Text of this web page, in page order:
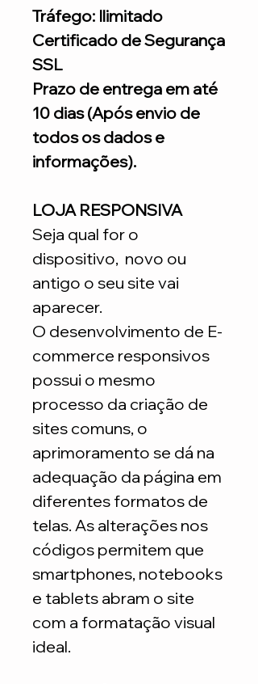
Tráfego: Ilimitado
Certificado de Segurança
SSL
Prazo de entrega em até
10 dias (Após envio de
todos os dados e
informações).
LOJA RESPONSIVA
Seja qual for o
dispositivo, novo ou
antigo o seu site vai
aparecer.
O desenvolvimento de E-
commerce responsivos
possui o mesmo
processo da criação de
sites comuns, o
aprimoramento se dá na
adequação da página em
diferentes formatos de
telas. As alterações nos
códigos permitem que
smartphones, notebooks
e tablets abram o site
com a formatação visual
ideal.